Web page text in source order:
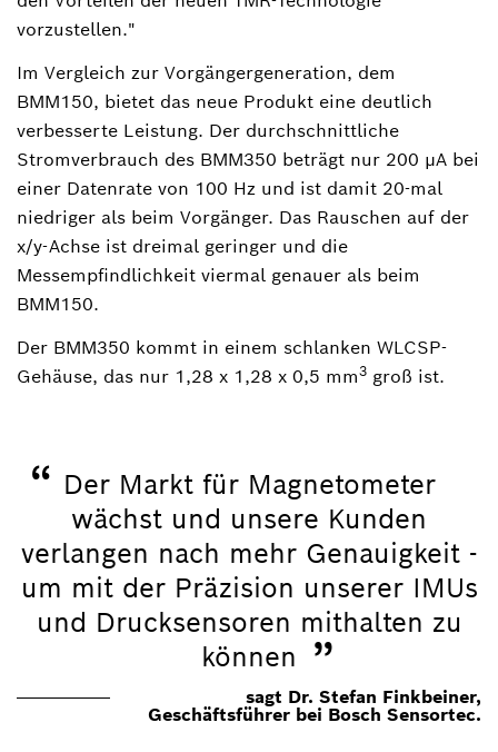
vorzustellen."
Im Vergleich zur Vorgängergeneration, dem
BMM150, bietet das neue Produkt eine deutlich
verbesserte Leistung. Der durchschnittliche
Stromverbrauch des BMM350 beträgt nur 200 μA bei
einer Datenrate von 100 Hz und ist damit 20-mal
niedriger als beim Vorgänger. Das Rauschen auf der
x/y-Achse ist dreimal geringer und die
Messempfindlichkeit viermal genauer als beim
BMM150.
Der BMM350 kommt in einem schlanken WLCSP-
Gehäuse, das nur 1,28 x 1,28 x 0,5 mm3 groß ist.
“ Der Markt für Magnetometer
wächst und unsere Kunden
verlangen nach mehr Genauigkeit -
um mit der Präzision unserer IMUs
und Drucksensoren mithalten zu
können ”
sagt Dr. Stefan Finkbeiner,
Geschäftsführer bei Bosch Sensortec.